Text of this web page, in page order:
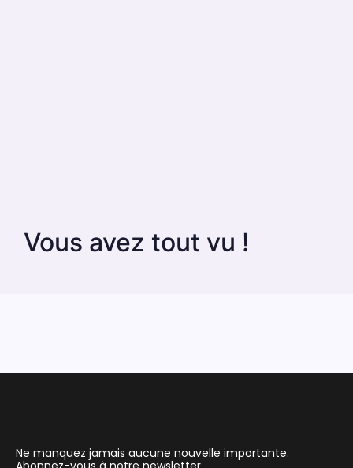
Vous avez tout vu !
Ne manquez jamais aucune nouvelle importante.